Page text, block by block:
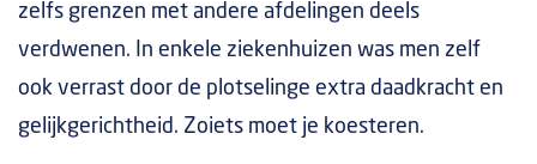
zelfs grenzen met andere afdelingen deels
verdwenen. In enkele ziekenhuizen was men zelf
ook verrast door de plotselinge extra daadkracht en
gelijkgerichtheid. Zoiets moet je koesteren.